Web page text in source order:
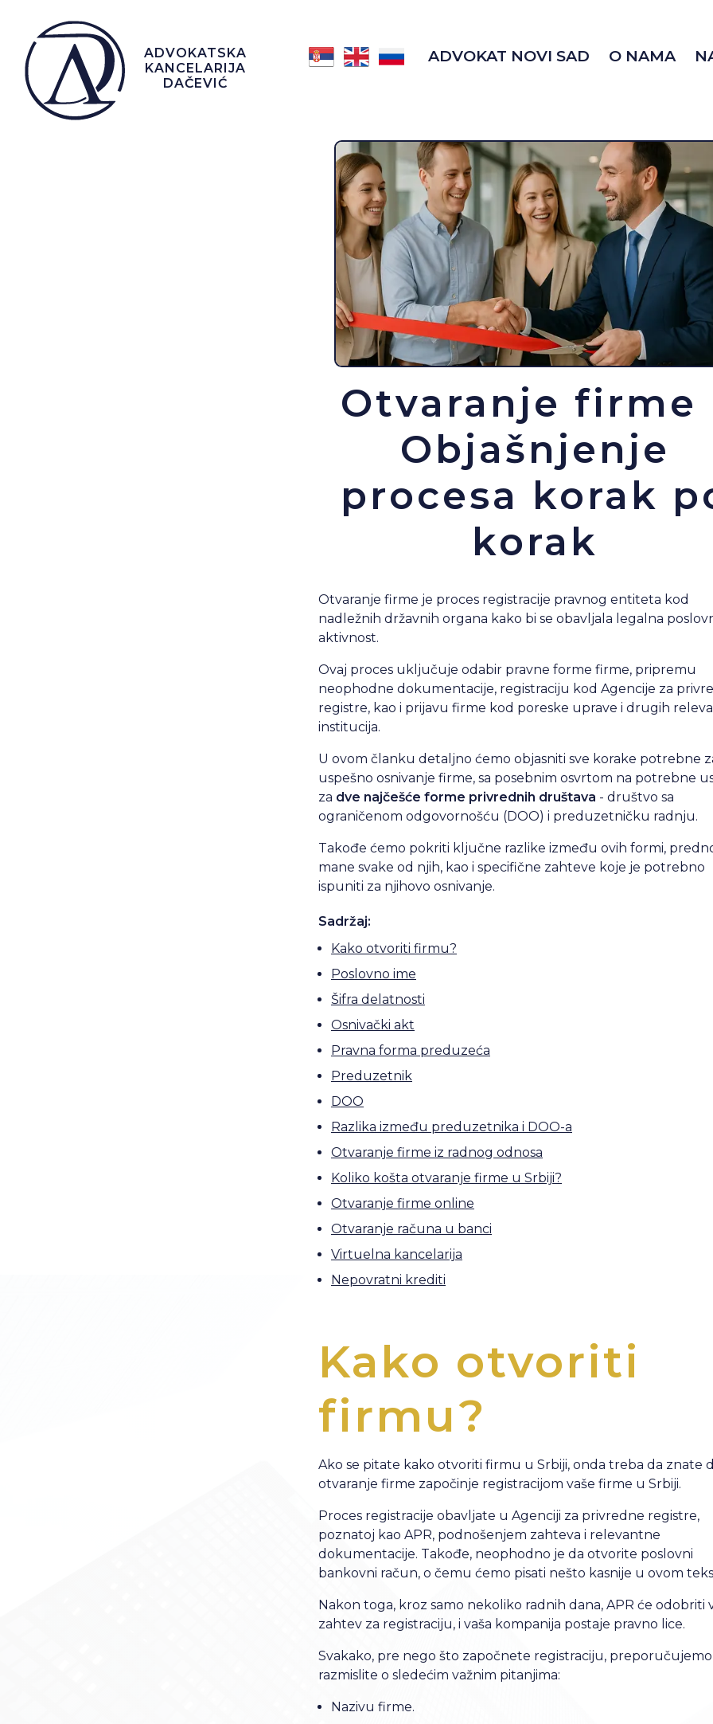
ADVOKATSKA
KANCELARIJA
DAČEVIĆ
ADVOKAT NOVI SAD O NAMA
Otvaranje firme
Objašnjenje
procesa korak
korak
Otvaranje firme je proces registracije pravnog entiteta kod
nadležnih državnih organa kako bi se obavljala legalna
aktivnost.
Ovaj proces uključuje odabir pravne forme firme, pripremu
neophodne dokumentacije, registraciju kod Agencije za
registre, kao i prijavu firme kod poreske uprave i drugih
institucija.
U ovom članku detaljno ćemo objasniti sve korake potrebne
uspešno osnivanje firme, sa posebnim osvrtom na potrebne
za dve najčešće forme privrednih društava - društvo sa
ograničenom odgovornošću (DOO) i preduzetničku radnju.
Takođe ćemo pokriti ključne razlike između ovih formi,
mane svake od njih, kao i specifične zahteve koje je potrebno
ispuniti za njihovo osnivanje.
Sadržaj:
Kako otvoriti firmu?
Poslovno ime
Šifra delatnosti
Osnivački akt
Pravna forma preduzeća
Preduzetnik
DOO
Razlika između preduzetnika i DOO-a
Otvaranje firme iz radnog odnosa
Koliko košta otvaranje firme u Srbiji?
Otvaranje firme online
Otvaranje računa u banci
Virtuelna kancelarija
Nepovratni krediti
Kako otvoriti
firmu?
Ako se pitate kako otvoriti firmu u Srbiji, onda treba da znate
otvaranje firme započinje registracijom vaše firme u Srbiji.
Proces registracije obavljate u Agenciji za privredne registre,
poznatoj kao APR, podnošenjem zahteva i relevantne
dokumentacije. Takođe, neophodno je da otvorite poslovni
bankovni račun, o čemu ćemo pisati nešto kasnije u ovom
Nakon toga, kroz samo nekoliko radnih dana, APR će odobriti
zahtev za registraciju, i vaša kompanija postaje pravno lice.
Svakako, pre nego što započnete registraciju,
razmislite o sledećim važnim pitanjima:
Nazivu firme.